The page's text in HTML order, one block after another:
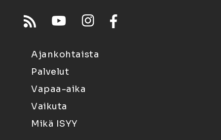
Ajankohtaista
Palvelut
Vapaa-aika
Vaikuta
Mikä ISYY